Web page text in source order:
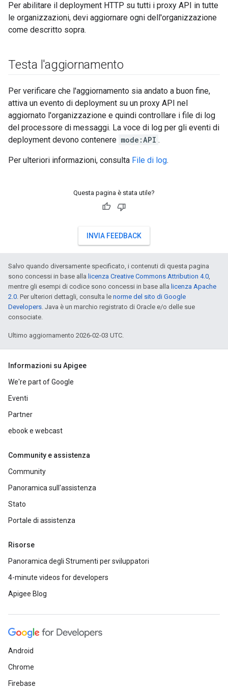
Per abilitare il deployment HTTP su tutti i proxy API in tutte
le organizzazioni, devi aggiornare ogni dell'organizzazione
come descritto sopra.
Testa l'aggiornamento
Per verificare che l'aggiornamento sia andato a buon fine,
attiva un evento di deployment su un proxy API nel
aggiornato l'organizzazione e quindi controllare i file di log
del processore di messaggi. La voce di log per gli eventi di
deployment devono contenere mode:API .
Per ulteriori informazioni, consulta File di log.
Questa pagina è stata utile?
INVIA FEEDBACK
Salvo quando diversamente specificato, i contenuti di questa pagina
sono concessi in base alla licenza Creative Commons Attribution 4.0,
mentre gli esempi di codice sono concessi in base alla licenza Apache
2.0. Per ulteriori dettagli, consulta le norme del sito di Google
Developers. Java è un marchio registrato di Oracle e/o delle sue
consociate.
Ultimo aggiornamento 2026-02-03 UTC.
Informazioni su Apigee
We're part of Google
Eventi
Partner
ebook e webcast
Community e assistenza
Community
Panoramica sull'assistenza
Stato
Portale di assistenza
Risorse
Panoramica degli Strumenti per sviluppatori
4-minute videos for developers
Apigee Blog
Android
Chrome
Firebase